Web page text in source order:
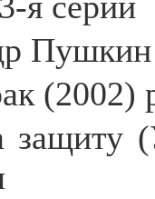
(2002)
защиту